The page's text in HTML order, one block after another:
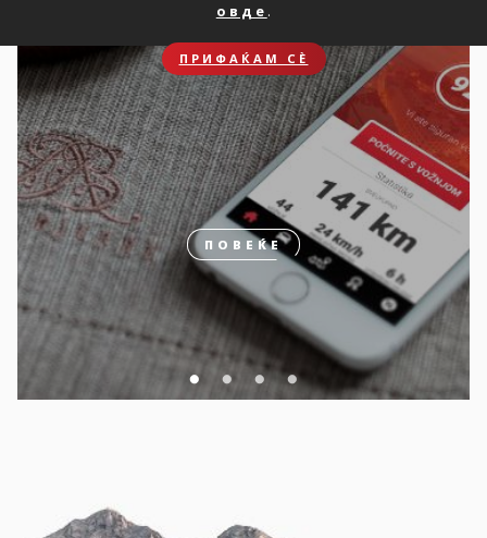
овде .
ПРИФАЌАМ СЀ
ПОВЕЌЕ